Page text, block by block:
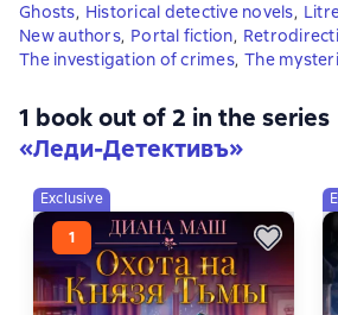
Ghosts, Historical detective novels,
New authors, Portal fiction,
The investigation of crimes, The
1 book out of 2 in the series
«Леди-Детективъ»
Exclusive